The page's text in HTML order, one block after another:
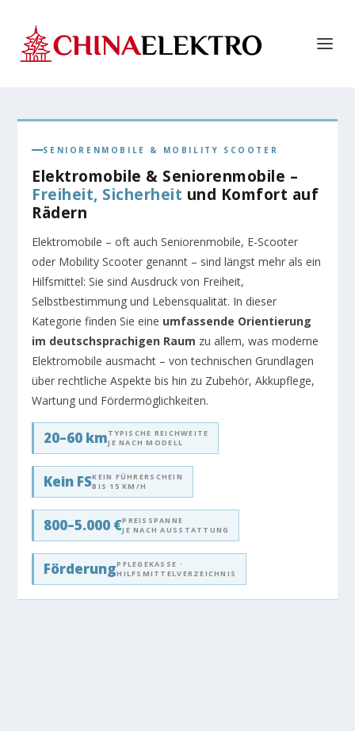
SENIORENMOBILE & MOBILITY SCOOTER
Elektromobile & Seniorenmobile –
Freiheit, Sicherheit und Komfort auf
Rädern
Elektromobile – oft auch Seniorenmobile, E-Scooter
oder Mobility Scooter genannt – sind längst mehr als ein
Hilfsmittel: Sie sind Ausdruck von Freiheit,
Selbstbestimmung und Lebensqualität. In dieser
Kategorie finden Sie eine umfassende Orientierung
im deutschsprachigen Raum zu allem, was moderne
Elektromobile ausmacht – von technischen Grundlagen
über rechtliche Aspekte bis hin zu Zubehör, Akkupflege,
Wartung und Fördermöglichkeiten.
20–60 kmTYPISCHE REICHWEITE
JE NACH MODELL
Kein FSKEIN FÜHRERSCHEIN
BIS 15 KM/H
800–5.000 €PREISSPANNE
JE NACH AUSSTATTUNG
FörderungPFLEGEKASSE ·
HILFSMITTELVERZEICHNIS